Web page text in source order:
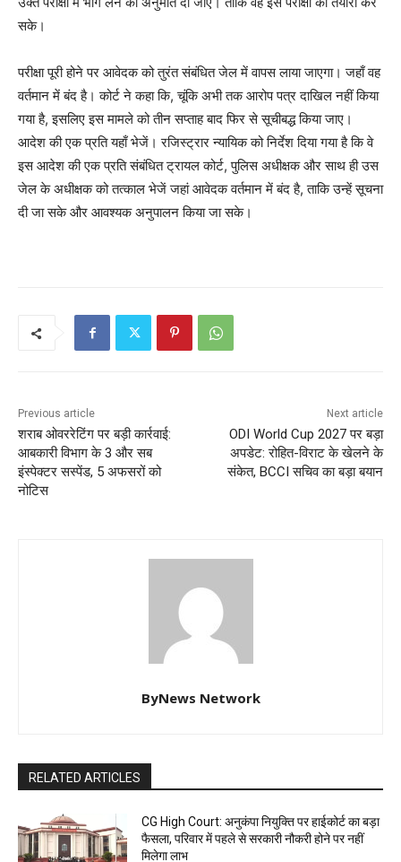
सके।
परीक्षा पूरी होने पर आवेदक को तुरंत संबंधित जेल में वापस लाया जाएगा। जहाँ वह
वर्तमान में बंद है। कोर्ट ने कहा कि, चूंकि अभी तक आरोप पत्र दाखिल नहीं किया
गया है, इसलिए इस मामले को तीन सप्ताह बाद फिर से सूचीबद्ध किया जाए।
आदेश की एक प्रति यहाँ भेजें। रजिस्ट्रार न्यायिक को निर्देश दिया गया है कि वे
इस आदेश की एक प्रति संबंधित ट्रायल कोर्ट, पुलिस अधीक्षक और साथ ही उस
जेल के अधीक्षक को तत्काल भेजें जहां आवेदक वर्तमान में बंद है, ताकि उन्हें सूचना
दी जा सके और आवश्यक अनुपालन किया जा सके।
Previous article
शराब ओवररेटिंग पर बड़ी कार्रवाई:
आबकारी विभाग के 3 और सब
इंस्पेक्टर सस्पेंड, 5 अफसरों को
नोटिस
Next article
ODI World Cup 2027 पर बड़ा
अपडेट: रोहित-विराट के खेलने के
संकेत, BCCI सचिव का बड़ा बयान
ByNews Network
RELATED ARTICLES
CG High Court: अनुकंपा नियुक्ति पर हाईकोर्ट का बड़ा
फैसला, परिवार में पहले से सरकारी नौकरी होने पर नहीं
मिलेगा लाभ